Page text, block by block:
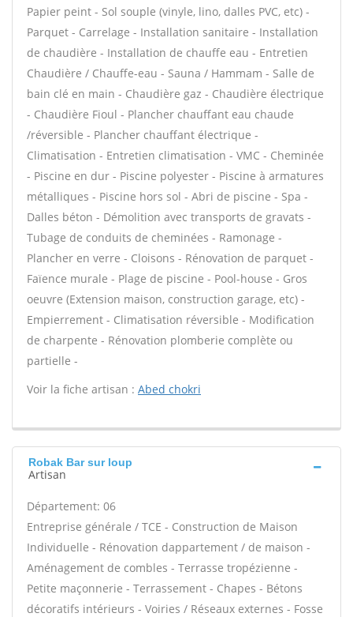
Papier peint - Sol souple (vinyle, lino, dalles PVC, etc) -
Parquet - Carrelage - Installation sanitaire - Installation
de chaudière - Installation de chauffe eau - Entretien
Chaudière / Chauffe-eau - Sauna / Hammam - Salle de
bain clé en main - Chaudière gaz - Chaudière électrique
- Chaudière Fioul - Plancher chauffant eau chaude
/réversible - Plancher chauffant électrique -
Climatisation - Entretien climatisation - VMC - Cheminée
- Piscine en dur - Piscine polyester - Piscine à armatures
métalliques - Piscine hors sol - Abri de piscine - Spa -
Dalles béton - Démolition avec transports de gravats -
Tubage de conduits de cheminées - Ramonage -
Plancher en verre - Cloisons - Rénovation de parquet -
Faïence murale - Plage de piscine - Pool-house - Gros
oeuvre (Extension maison, construction garage, etc) -
Empierrement - Climatisation réversible - Modification
de charpente - Rénovation plomberie complète ou
partielle -
Voir la fiche artisan : Abed chokri
Robak Bar sur loup
Artisan
Département: 06
Entreprise générale / TCE - Construction de Maison
Individuelle - Rénovation dappartement / de maison -
Aménagement de combles - Terrasse tropézienne -
Petite maçonnerie - Terrassement - Chapes - Bétons
décoratifs intérieurs - Voiries / Réseaux externes - Fosse